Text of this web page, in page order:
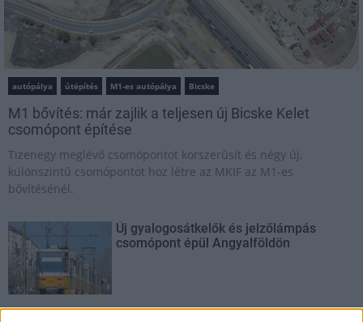
autópálya útépítés M1-es autópálya Bicske
M1 bővítés: már zajlik a teljesen új Bicske Kelet
csomópont építése
Tizenegy meglévő csomópontot korszerűsít és négy új,
különszintű csomópontot hoz létre az MKIF az M1-es
bővítésénél.
Új gyalogosátkelők és jelzőlámpás
csomópont épül Angyalföldön